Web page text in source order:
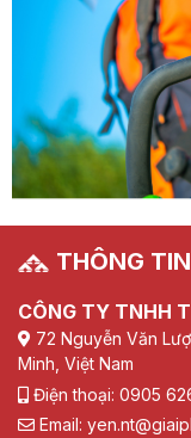
THÔNG
CÔNG TY TNHH
72 Nguyễn Văn
Minh, Việt Nam
Điện thoại: 0905
Email: